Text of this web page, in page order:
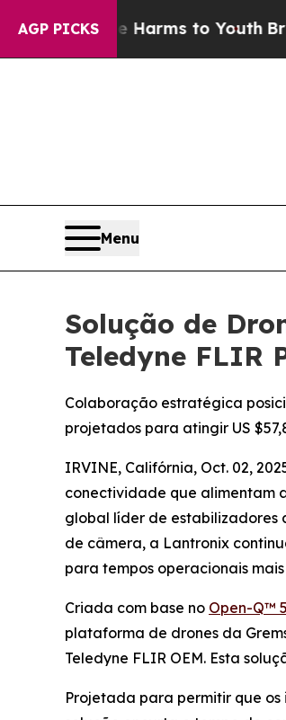
AGP PICKS
Harms to YouthBrazil Gives
Menu
Solução de
Teledyne FLIR
Colaboração estratégica
projetados para atingir US
IRVINE, Califórnia, Oct. 02,
conectividade que alimentam
global líder de estabilizadores
de câmera, a Lantronix
para tempos operacionais
Criada com base no Open-Q™
plataforma de drones da
Teledyne FLIR OEM. Esta
Projetada para permitir que